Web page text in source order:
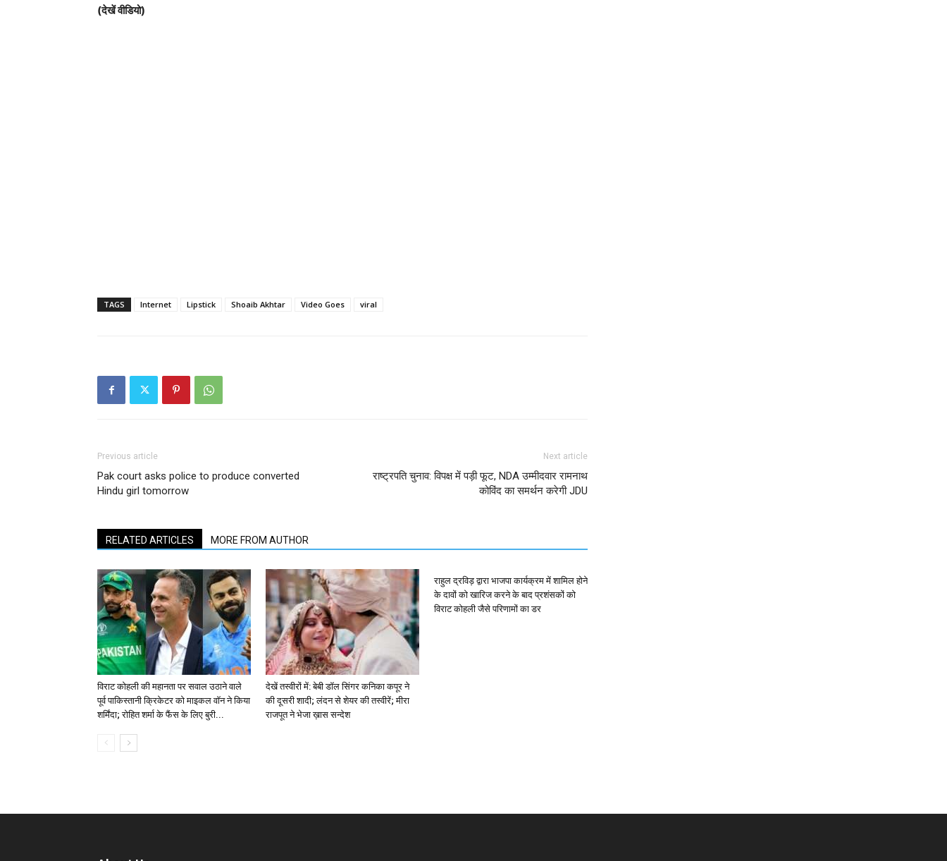
(देखें वीडियो)
TAGS Internet Lipstick Shoaib Akhtar Video Goes viral
Previous article
Pak court asks police to produce converted
Hindu girl tomorrow
Next article
राष्ट्रपति चुनाव: विपक्ष में पड़ी फूट, NDA उम्मीदवार रामनाथ
कोविंद का समर्थन करेगी JDU
RELATED ARTICLES MORE FROM AUTHOR
विराट कोहली की महानता पर सवाल उठाने वाले
पूर्व पाकिस्तानी क्रिकेटर को माइकल वॉन ने किया
शर्मिंदा; रोहित शर्मा के फैंस के लिए बुरी...
देखें तस्वीरों में: बेबी डॉल सिंगर कनिका कपूर ने
की दूसरी शादी; लंदन से शेयर की तस्वीरें; मीरा
राजपूत ने भेजा ख़ास सन्देश
राहुल द्रविड़ द्वारा भाजपा कार्यक्रम में शामिल होने
के दावों को खारिज करने के बाद प्रशंसकों को
विराट कोहली जैसे परिणामों का डर